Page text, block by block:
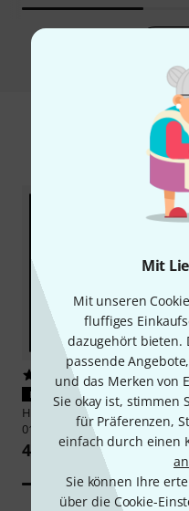
Mit
Mit unseren
fluffiges
dazugehört bieten.
passende
und das Merken von
Sie okay ist, stimmen
für Präferenzen,
einfach durch einen
Sie können Ihre
über die Cookie-
Zubehör &
535
PASST GARANTIERT
Harley Benton
Coated Phosphor
010 Anti Rust
4,90 €